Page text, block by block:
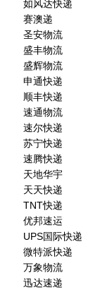
如风达快递
赛澳递
圣安物流
盛丰物流
盛辉物流
申通快递
顺丰快递
速通物流
速尔快递
苏宁快递
速腾快递
天地华宇
天天快递
TNT快递
优邦速运
UPS国际快递
微特派快递
万象物流
迅达速递